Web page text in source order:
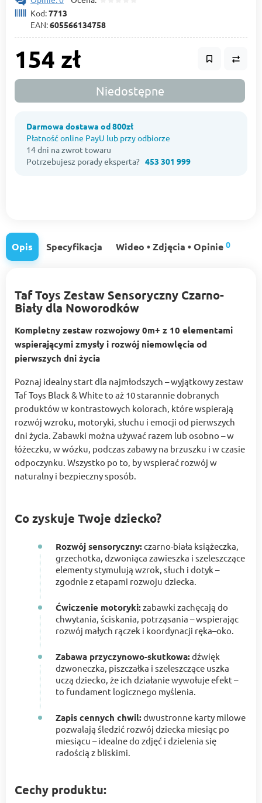
Kod:7713
EAN:605566134758
154 zł
Niedostępne
Darmowa dostawa od 800zł
Płatność online PayU lub przy odbiorze
14 dni na zwrot towaru
Potrzebujesz porady eksperta? 453 301 999
Opis Specyfikacja Wideo • Zdjęcia • Opinie 0
Taf Toys Zestaw Sensoryczny Czarno-
Biały dla Noworodków
Kompletny zestaw rozwojowy 0m+ z 10 elementami
wspierającymi zmysły i rozwój niemowlęcia od
pierwszych dni życia
Poznaj idealny start dla najmłodszych – wyjątkowy zestaw
Taf Toys Black & White to aż 10 starannie dobranych
produktów w kontrastowych kolorach, które wspierają
rozwój wzroku, motoryki, słuchu i emocji od pierwszych
dni życia. Zabawki można używać razem lub osobno – w
łóżeczku, w wózku, podczas zabawy na brzuszku i w czasie
odpoczynku. Wszystko po to, by wspierać rozwój w
naturalny i bezpieczny sposób.
Co zyskuje Twoje dziecko?
Rozwój sensoryczny:czarno-biała książeczka,
grzechotka, dzwoniąca zawieszka i szeleszczące
elementy stymulują wzrok, słuch i dotyk –
zgodnie z etapami rozwoju dziecka.
Ćwiczenie motoryki:zabawki zachęcają do
chwytania, ściskania, potrząsania – wspierając
rozwój małych rączek i koordynacji ręka–oko.
Zabawa przyczynowo-skutkowa:dźwięk
dzwoneczka, piszczałka i szeleszczące uszka
uczą dziecko, że ich działanie wywołuje efekt –
to fundament logicznego myślenia.
Zapis cennych chwil:dwustronne karty milowe
pozwalają śledzić rozwój dziecka miesiąc po
miesiącu – idealne do zdjęć i dzielenia się
radością z bliskimi.
Cechy produktu: